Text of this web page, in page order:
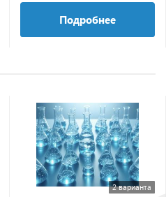
Подробнее
2 варианта